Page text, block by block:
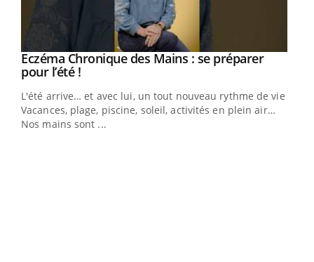
Youtube
Eczéma Chronique des Mains : se préparer
pour l’été !Youtube
L'été arrive… et avec lui, un tout nouveau rythme de vie !
Vacances, plage, piscine, soleil, activités en plein air…
Nos mains sont ...